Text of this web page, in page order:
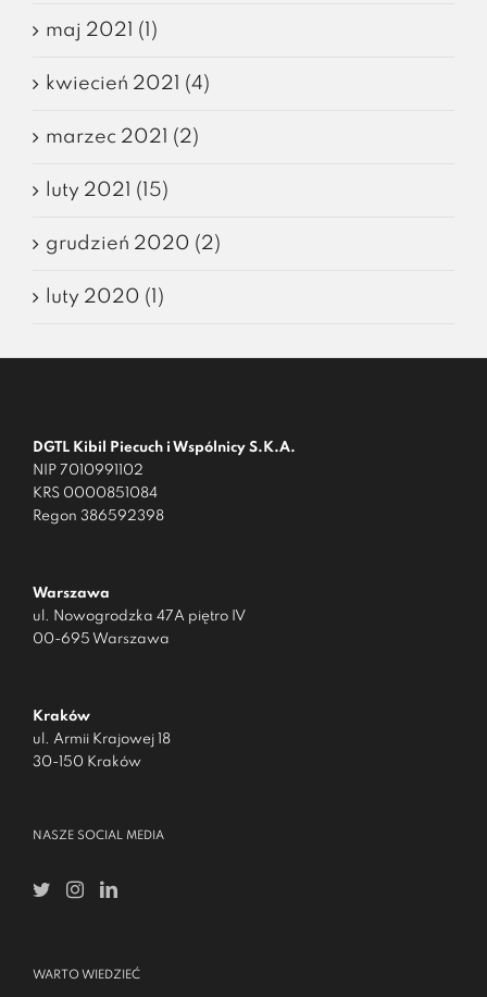
maj 2021 (1)
kwiecień 2021 (4)
marzec 2021 (2)
luty 2021 (15)
grudzień 2020 (2)
luty 2020 (1)
DGTL Kibil Piecuch i Wspólnicy S.K.A.
NIP 7010991102
KRS 0000851084
Regon 386592398
Warszawa
ul. Nowogrodzka 47A piętro IV
00-695 Warszawa
Kraków
ul. Armii Krajowej 18
30-150 Kraków
NASZE SOCIAL MEDIA
WARTO WIEDZIEĆ